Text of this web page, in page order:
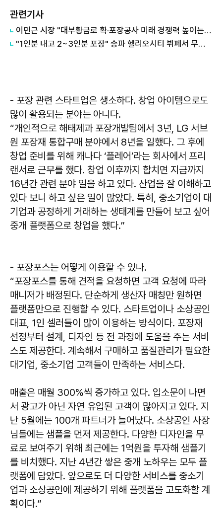
관련기사
이민근 시장 "대부황금로 확·포장공사 미래 경쟁력 높이는 핵심 기반사업"
"1인분 내고 2~3인분 포장" 송파 헬리오시티 뷔페서 무슨 일이
- 포장 관련 스타트업은 생소하다. 창업 아이템으로도
많이 활용되는 분야는 아니다.
“개인적으로 해태제과 포장개발팀에서 3년, LG 서브
원 포장재 통합구매 분야에서 8년을 일했다. 그 후에
창업 준비를 위해 캐나다 ‘플레어’라는 회사에서 프리
랜서로 근무를 했다. 창업 이후까지 합치면 지금까지
16년간 관련 분야 일을 하고 있다. 산업을 잘 이해하고
있다 보니 하고 싶은 일이 많았다. 특히, 중소기업이 대
기업과 공정하게 거래하는 생태계를 만들어 보고 싶어
중개 플랫폼으로 창업을 했다.”
- 포장포스는 어떻게 이용할 수 있나.
“포장포스를 통해 견적을 요청하면 고객 요청에 따라
매니저가 배정된다. 단순하게 생산자 매칭만 원하면
플랫폼만으로 진행할 수 있다. 스타트업이나 소상공인
대표, 1인 셀러들이 많이 이용하는 방식이다. 포장재
선정부터 설계, 디자인 등 전 과정에 도움을 주는 서비
스도 제공한다. 계속해서 구매하고 품질관리가 필요한
대기업, 중소기업 고객들이 만족하는 서비스다.
매출은 매월 300%씩 증가하고 있다. 입소문이 나면
서 광고가 아닌 자연 유입된 고객이 많아지고 있다. 지
난 5월에는 100개 파트너가 늘어났다. 소상공인 사장
님들에는 샘플을 먼저 제공한다. 다양한 디자인을 무
료로 보여주기 위해 최근에는 1억원을 투자해 샘플기
를 비치했다. 지난 4년간 쌓은 중개 노하우는 모두 플
랫폼에 담았다. 앞으로도 더 다양한 서비스를 중소기
업과 소상공인에 제공하기 위해 플랫폼을 고도화할 계
획이다.”